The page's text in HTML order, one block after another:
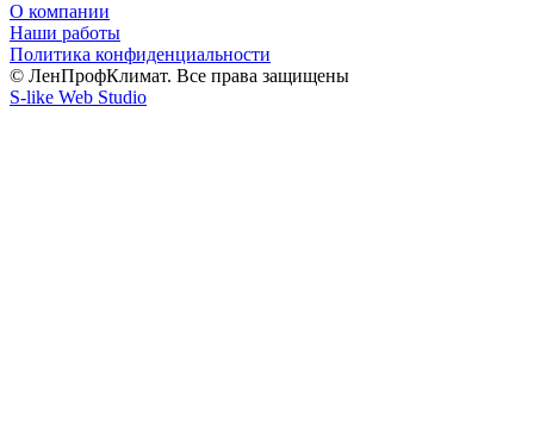
О компании
Наши работы
Политика конфиденциальности
© ЛенПрофКлимат. Все права защищены
S-like Web Studio